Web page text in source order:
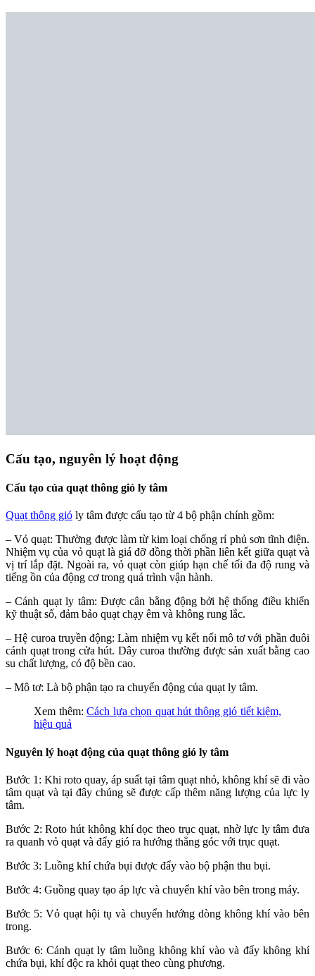
Cấu tạo, nguyên lý hoạt động
Cấu tạo của quạt thông gió ly tâm
Quạt thông gió ly tâm được cấu tạo từ 4 bộ phận chính gồm:
– Vỏ quạt: Thường được làm từ kim loại chống rỉ phủ sơn tĩnh điện.
Nhiệm vụ của vỏ quạt là giá đỡ đồng thời phần liên kết giữa quạt và
vị trí lắp đặt. Ngoài ra, vỏ quạt còn giúp hạn chế tối đa độ rung và
tiếng ồn của động cơ trong quá trình vận hành.
– Cánh quạt ly tâm: Được cân bằng động bởi hệ thống điều khiển
kỹ thuật số, đảm bảo quạt chạy êm và không rung lắc.
– Hệ curoa truyền động: Làm nhiệm vụ kết nối mô tơ với phần đuôi
cánh quạt trong cửa hút. Dây curoa thường được sản xuất bằng cao
su chất lượng, có độ bền cao.
– Mô tơ: Là bộ phận tạo ra chuyển động của quạt ly tâm.
Xem thêm: Cách lựa chọn quạt hút thông gió tiết kiệm,
hiệu quả
Nguyên lý hoạt động của quạt thông gió ly tâm
Bước 1: Khi roto quay, áp suất tại tâm quạt nhỏ, không khí sẽ đi vào
tâm quạt và tại đây chúng sẽ được cấp thêm năng lượng của lực ly
tâm.
Bước 2: Roto hút không khí dọc theo trục quạt, nhờ lực ly tâm đưa
ra quanh vỏ quạt và đẩy gió ra hướng thẳng góc với trục quạt.
Bước 3: Luồng khí chứa bụi được đẩy vào bộ phận thu bụi.
Bước 4: Guồng quay tạo áp lực và chuyển khí vào bên trong máy.
Bước 5: Vỏ quạt hội tụ và chuyển hướng dòng không khí vào bên
trong.
Bước 6: Cánh quạt ly tâm luồng không khí vào và đẩy không khí
chứa bụi, khí độc ra khỏi quạt theo cùng phương.